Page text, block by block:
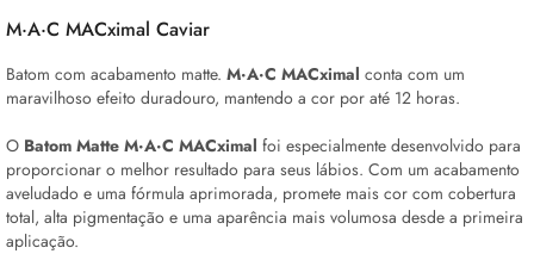
M·A·C MACximal Caviar
Batom com acabamento matte. M·A·C MACximal conta com um
maravilhoso efeito duradouro, mantendo a cor por até 12 horas.
O Batom Matte M·A·C MACximal foi especialmente desenvolvido para
proporcionar o melhor resultado para seus lábios. Com um acabamento
aveludado e uma fórmula aprimorada, promete mais cor com cobertura
total, alta pigmentação e uma aparência mais volumosa desde a primeira
aplicação.